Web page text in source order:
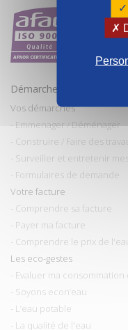
Démarches et conseils
Vos démarches
- Emmenager / Déménager
- Construire / Faire des
- Surveiller et entretenir
- Formulaires de demande
Votre facture
- Comprendre sa facture
- Payer ma facture
- Comprendre le prix de
Les eco-gestes
- Evaluer ma consommation
- Soyons econ’eau
- L’eau potable
- La qualité de l'eau
✓
✗